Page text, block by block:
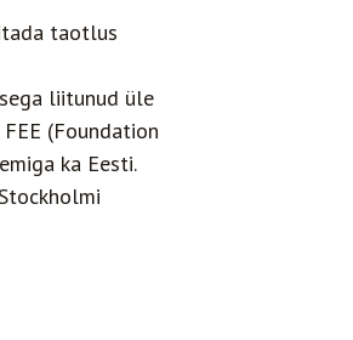
taotlus
liitunud üle
(Foundation
ka Eesti.